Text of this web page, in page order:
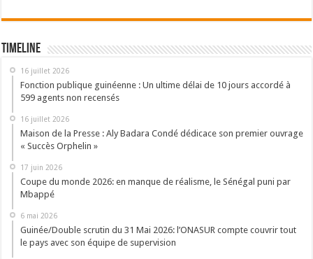
Timeline
16 juillet 2026
Fonction publique guinéenne : Un ultime délai de 10 jours accordé à
599 agents non recensés
16 juillet 2026
Maison de la Presse : Aly Badara Condé dédicace son premier ouvrage
« Succès Orphelin »
17 juin 2026
Coupe du monde 2026: en manque de réalisme, le Sénégal puni par
Mbappé
6 mai 2026
Guinée/Double scrutin du 31 Mai 2026: l’ONASUR compte couvrir tout
le pays avec son équipe de supervision